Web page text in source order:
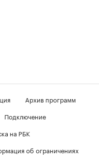
Архив программ
Подключение
на РБК
об ограничениях